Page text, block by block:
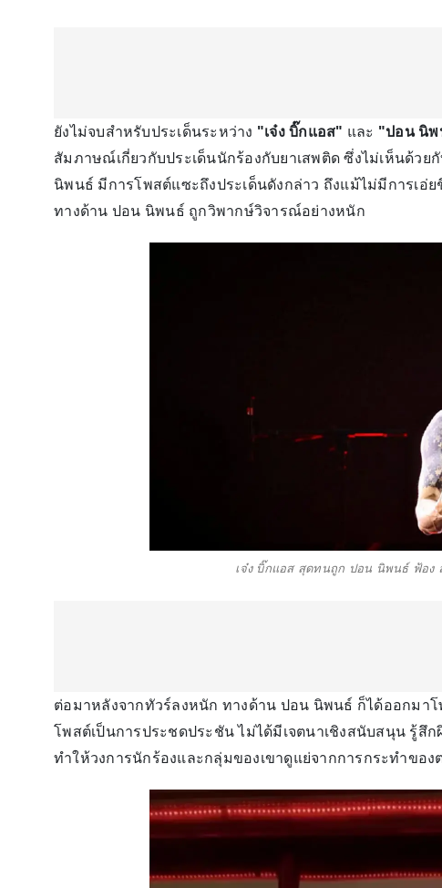
ยังไม่จบสำหรับประเด็นระหว่าง "เจ๋ง บิ๊กแอส" และ "ปอน นิพ
สัมภาษณ์เกี่ยวกับประเด็นนักร้องกับยาเสพติด ซึ่งไม่เห็นด้ว
นิพนธ์ มีการโพสต์แซะถึงประเด็นดังกล่าว ถึงแม้ไม่มีการเอ่
ทางด้าน ปอน นิพนธ์ ถูกวิพากษ์วิจารณ์อย่างหนัก
เจ๋ง บิ๊กแอส สุดทนถูก ปอน นิพนธ์ ฟ้อง
ต่อมาหลังจากทัวร์ลงหนัก ทางด้าน ปอน นิพนธ์ ก็ได้ออกมา
โพสต์เป็นการประชดประชัน ไม่ได้มีเจตนาเชิงสนับสนุน รู้
ทำให้วงการนักร้องและกลุ่มของเขาดูแย่จากการกระทำของ